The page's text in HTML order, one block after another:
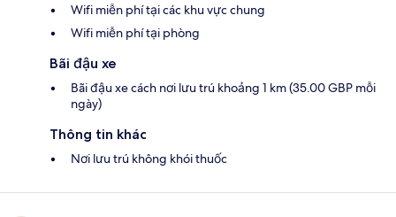
Wifi miễn phí tại các khu vực chung
Wifi miễn phí tại phòng
Bãi đậu xe
Bãi đậu xe cách nơi lưu trú khoảng 1 km (35.00 GBP mỗi
ngày)
Thông tin khác
Nơi lưu trú không khói thuốc